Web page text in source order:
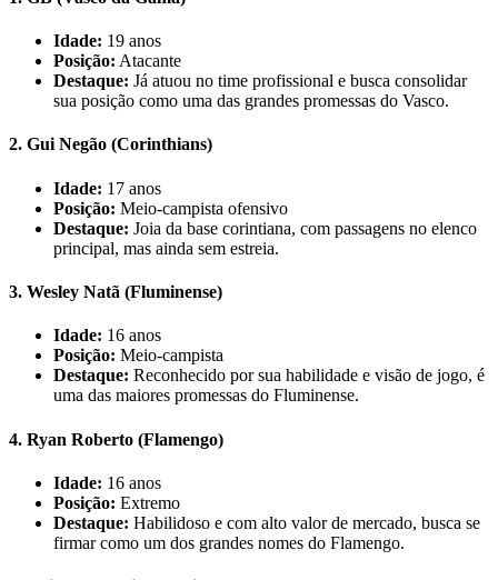
Idade: 19 anos
Posição: Atacante
Destaque: Já atuou no time profissional e busca consolidar
sua posição como uma das grandes promessas do Vasco.
2. Gui Negão (Corinthians)
Idade: 17 anos
Posição: Meio-campista ofensivo
Destaque: Joia da base corintiana, com passagens no elenco
principal, mas ainda sem estreia.
3. Wesley Natã (Fluminense)
Idade: 16 anos
Posição: Meio-campista
Destaque: Reconhecido por sua habilidade e visão de jogo, é
uma das maiores promessas do Fluminense.
4. Ryan Roberto (Flamengo)
Idade: 16 anos
Posição: Extremo
Destaque: Habilidoso e com alto valor de mercado, busca se
firmar como um dos grandes nomes do Flamengo.